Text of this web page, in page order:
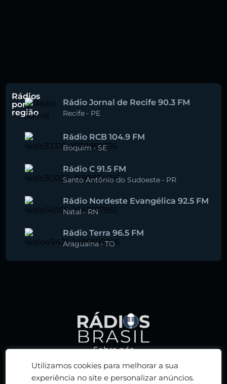
Utilizamos cookies para melhorar a sua
experiência no site e personalizar anúncios.
Rádios
por
região
Rádio Jornal de Recife 90.3 FM
Recife - PE
Rádio RCB 104.9 FM
Boquim-SE
Rádio C 91.5 FM
Santo Antônio do Sudoeste - PR
Rádio Nordeste Evangélica 92.5 FM
Natal-RN
Rádio Terra 96.5 FM
Araguaína-TO
Sobre nós
Política de privacidade
Termos de serviço